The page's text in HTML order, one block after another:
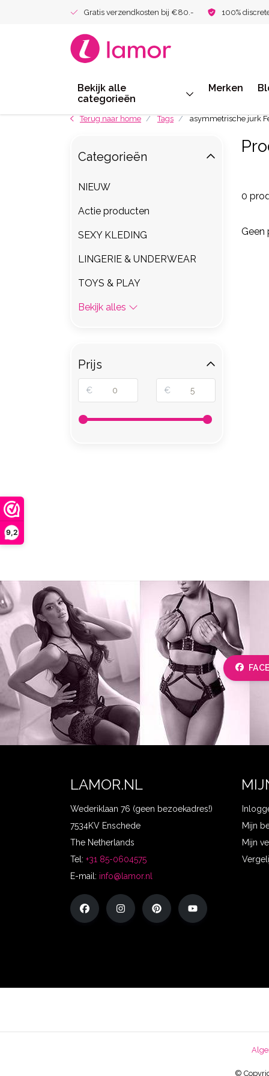
9,2
Gratis verzendkosten bij €80.- 100%
Bekijk alle
categorieën
Merken
Terug naar home Tags asymmetrische jurk
0
Geen
Categorieën
NIEUW
Actie producten
SEXY KLEDING
LINGERIE & UNDERWEAR
TOYS & PLAY
Bekijk alles
Prijs
€ €
LAMOR.NL
Wederiklaan 76 (geen bezoekadres!)
7534KV Enschede
The Netherlands
Tel: +31 85-0604575
E-mail: info@lamor.nl
Mijn
Mijn
©